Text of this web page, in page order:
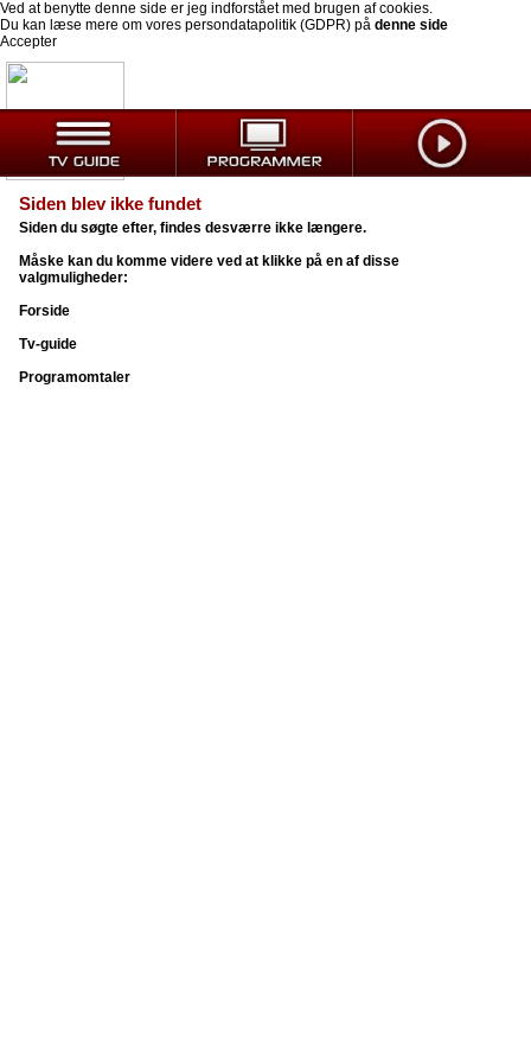
Ved at benytte denne side er jeg indforstået med brugen af cookies.
Du kan læse mere om vores persondatapolitik (GDPR) på denne side
Accepter
Siden blev ikke fundet
Siden du søgte efter, findes desværre ikke længere.
Måske kan du komme videre ved at klikke på en af disse
valgmuligheder:
Forside
Tv-guide
Programomtaler